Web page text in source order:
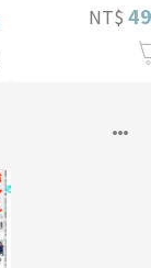
NT$